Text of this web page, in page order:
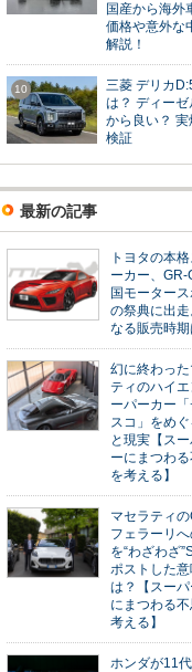
国産から海外
価格や意外な
解説！
10
三菱 デリカ
は？ ディーゼ
から良い？ 実
検証
最新の記事
トヨタの本
ーカー、GR-
国モーター
の祭典に出
なる販売時期
幻に終わった
ティのハイ
ーパーカー
スコ」をめ
と現実【スー
ーにまつわ
を考える】
マセラティ
フェラーリ
を“わざわざ
ポストした意
は？【スー
にまつわる
考える】
ホンダが11